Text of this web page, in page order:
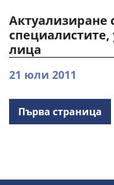
Актуализиране
лица
21 юли 2011
Първа страница